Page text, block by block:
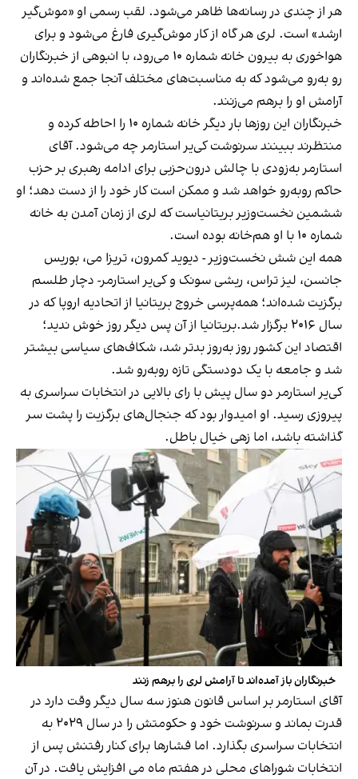
هر از چندی در رسانه‌ها ظاهر می‌شود. لقب رسمی او «موش‌گیر
ارشد» است. لری هر گاه از کار موش‌گیری فارغ می‌شود و برای
هواخوری به بیرون خانه شماره ۱۰ می‌رود، با انبوهی از خبرنگاران
رو به‌رو می‌شود که به مناسبت‌های مختلف آنجا جمع شده‌اند و
آرامش او را برهم می‌زنند.
خبرنگاران این روزها بار دیگر خانه شماره ۱۰ را احاطه کرده و
منتظرند ببینند سرنوشت کی‌یر استارمر چه می‌شود. آقای
استارمر به‌زودی با چالش درون‌حزبی برای ادامه رهبری بر حزب
حاکم روبه‌رو خواهد شد و ممکن است کار خود را از دست دهد؛ او
ششمین نخست‌وزیر بریتانیاست که لری از زمان آمدن به خانه
شماره ۱۰ با او هم‌خانه بوده است.
همه این شش نخست‌وزیر - دیوید کمرون، تریزا می، بوریس
جانسن، لیز تراس، ریشی سونک و کی‌یر استارمر- دچار طلسم
برگزیت شده‌اند؛ همه‌پرسی خروج بریتانیا از اتحادیه اروپا که در
سال ۲۰۱۶ برگزار شد.بریتانیا از آن پس دیگر روز خوش ندید؛
اقتصاد این کشور روز به‌روز بدتر شد، شکاف‌های سیاسی بیشتر
شد و جامعه با یک دودستگی تازه روبه‌رو شد.
کی‌یر استارمر دو سال پیش با رای بالایی در انتخابات سراسری به
پیروزی رسید. او امیدوار بود که جنجال‌های برگزیت را پشت سر
گذاشته باشد، اما زهی خیال باطل.
خبرنگاران باز آمده‌اند تا آرامش لری را برهم زنند
آقای استارمر بر اساس قانون هنوز سه سال دیگر وقت دارد در
قدرت بماند و سرنوشت خود و حکومتش را در سال ۲۰۲۹ به
انتخابات سراسری بگذارد. اما فشارها برای کنار رفتنش پس از
انتخابات شوراهای محلی در هفتم ماه می افزایش یافت. در آن